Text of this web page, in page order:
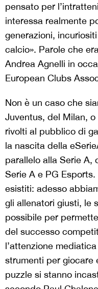
pensato per
interessa realmente
generazioni,
calcio». Parole che
Andrea Agnelli in
European Clubs
Non è un caso che
Juventus, del Milan,
rivolti al pubblico di
la nascita della
parallelo alla Serie A,
Serie A e PG
esistiti: adesso
gli allenatori giusti, le
possibile per
del successo
l’attenzione
strumenti per giocare
puzzle si stanno